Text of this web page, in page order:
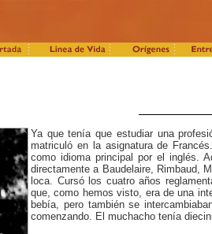
Ya que tenía que estudiar una
matriculó en la asignatura de
como idioma principal por el inglés.
directamente a Baudelaire, Rimbaud,
loca. Cursó los cuatro años
que, como hemos visto, era de una
bebía, pero también se
comenzando. El muchacho tenía